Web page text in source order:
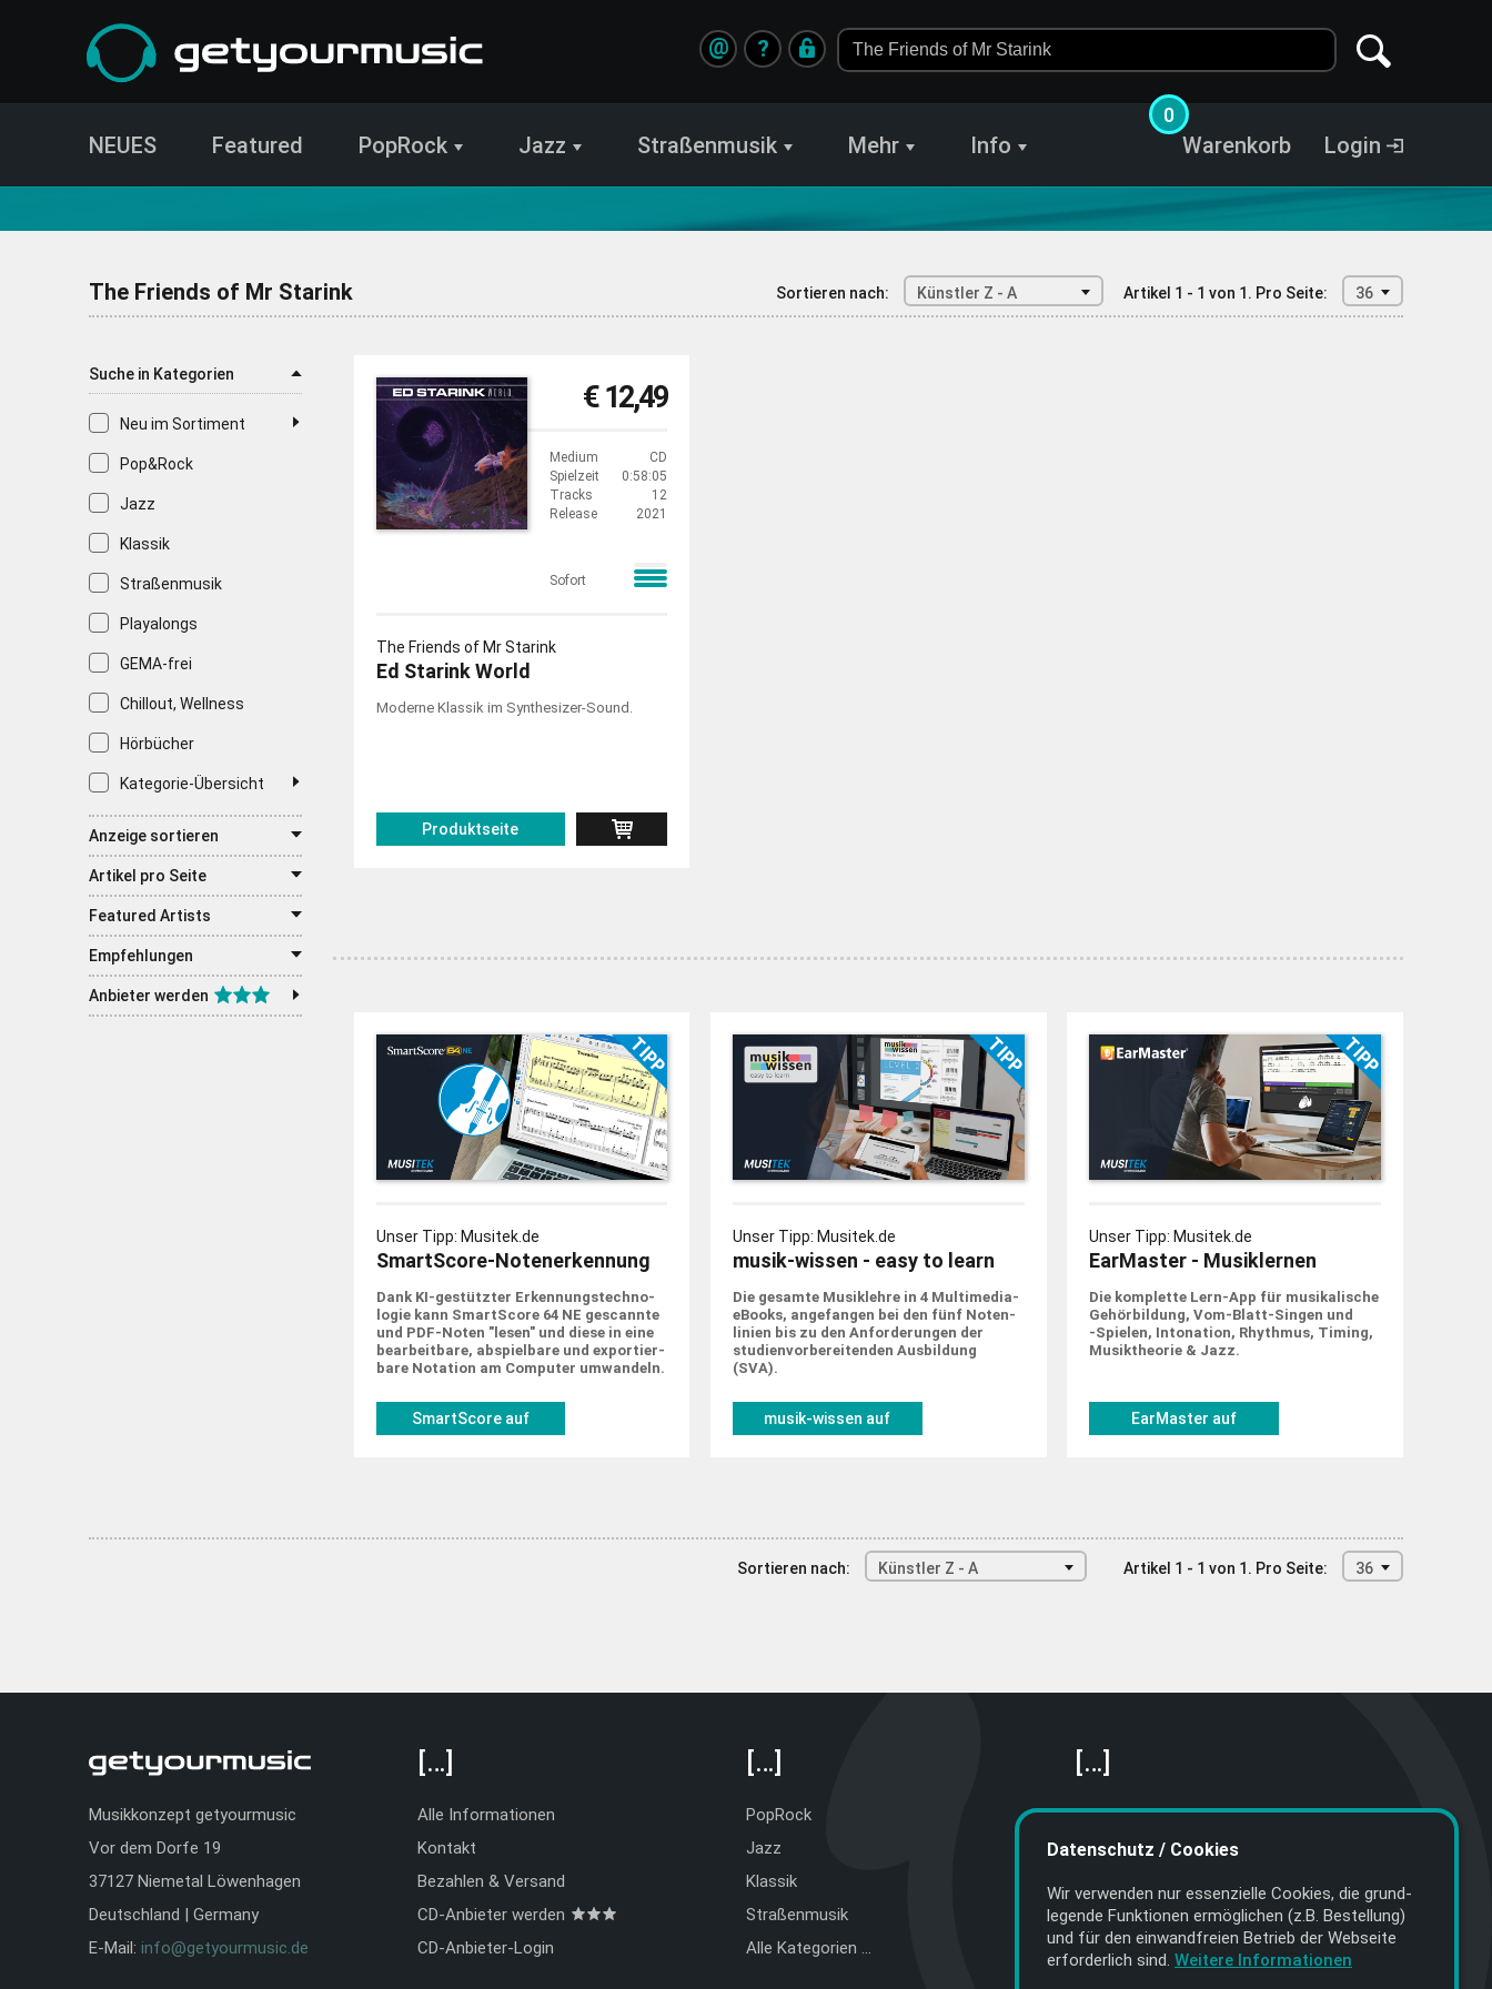
?
@
NEUES Featured PopRock Jazz Straßenmusik Mehr Info Login
Warenkorb
0
The Friends of Mr Starink Sortieren nach: Künstler Z - A Artikel 1 - 1 von 1. Pro Seite: 36
Suche in Kategorien
Neu im Sortiment
Pop&Rock
Jazz
Klassik
Straßenmusik
Playalongs
GEMA-frei
Chillout, Wellness
Hörbücher
Kategorie-Übersicht
Anzeige sortieren
Artikel pro Seite
Featured Artists
Empfehlungen
Anbieter werden
€ 12,49
Medium
CD
Spielzeit
0:58:05
Tracks
12
Release
2021
Sofort
The Friends of Mr Starink
Ed Starink World
Moderne Klassik im Synthesizer-Sound.
Produktseite
Unser Tipp: Musitek.de
SmartScore-Notenerkennung
Dank KI-gestützter Erkennungs­techno­
logie kann SmartScore 64 NE gescannte
und PDF-Noten "lesen" und diese in eine
bearbeit­bare, abspiel­bare und expor­tier­
bare Notation am Computer um­wandeln.
SmartScore auf
Unser Tipp: Musitek.de
musik-wissen - easy to learn
Die gesamte Musik­lehre in 4 Multimedia-
eBooks, ange­fangen bei den fünf Noten­
linien bis zu den Anforde­rungen der
studien­vorbe­rei­tenden Ausbildung
(SVA).
musik-wissen auf
Unser Tipp: Musitek.de
EarMaster - Musiklernen
Die komplette Lern-App für musi­ka­lische
Gehör­bildung, Vom-Blatt-Singen und
‑Spielen, Into­nation, Rhythmus, Timing,
Musik­theorie & Jazz.
EarMaster auf
Sortieren nach: Künstler Z - A Artikel 1 - 1 von 1. Pro Seite: 36
Musikkonzept getyourmusic
Vor dem Dorfe 19
37127 Niemetal Löwenhagen
Deutschland | Germany
E-Mail: info@getyourmusic.de
[…]
Alle Informationen
Kontakt
Bezahlen & Versand
CD-Anbieter werden
CD-Anbieter-Login
[…]
PopRock
Jazz
Klassik
Straßenmusik
Alle Kategorien …
[…]
Featured Artists
About getyourmusic
Datenschutz / Cookies
Wir verwenden nur essenzielle Cookies, die grund­
legende Funktionen ermöglichen (z.B. Bestellung)
und für den einwand­freien Betrieb der Webseite
erforderlich sind. Weitere Informationen